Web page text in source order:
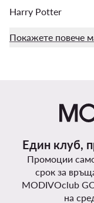
Harry Potter
Покажете повече
Един клуб,
Промоции
срок за
MODIVOclub
на